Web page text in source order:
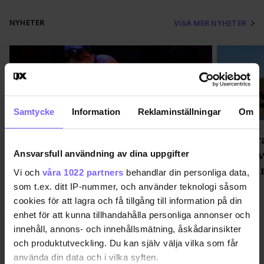
Samtycke Information Reklaminställningar Om
Ansvarsfull användning av dina uppgifter
Vi och våra 1022 partners behandlar din personliga data,
som t.ex. ditt IP-nummer, och använder teknologi såsom
cookies för att lagra och få tillgång till information på din
enhet för att kunna tillhandahålla personliga annonser och
innehåll, annons- och innehållsmätning, åskådarinsikter
och produktutveckling. Du kan själv välja vilka som får
använda din data och i vilka syften.
NYHETER VISA MER NYHETER
föreställning om pup play gästar
Stockholm
Ett
för att
är för